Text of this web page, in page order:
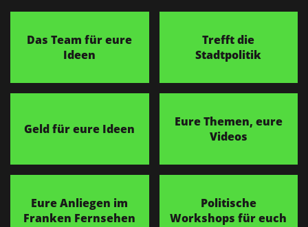
Das Team für eure
Ideen
Trefft die
Stadtpolitik
Geld für eure Ideen
Eure Themen, eure
Videos
Eure Anliegen im
Franken Fernsehen
Politische
Workshops für euch